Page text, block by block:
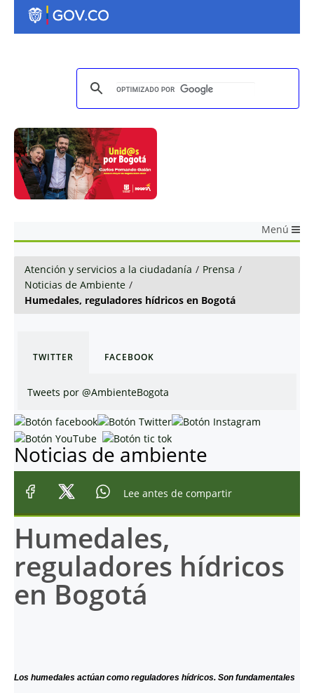
Menú
Atención y servicios a la ciudadanía / Prensa /
Noticias de Ambiente /
Humedales, reguladores hídricos en Bogotá
TWITTER FACEBOOK
Tweets por @AmbienteBogota
Noticias de ambiente
Lee antes de compartir
Humedales,
reguladores hídricos
en Bogotá
Los humedales actúan como reguladores hídricos. Son fundamentales